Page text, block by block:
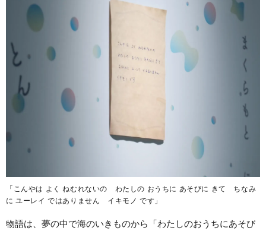
「こんやは よく ねむれないの わたしの おうちに あそびに きて ちなみ
に ユーレイ ではありません イキモノ です」
物語は、夢の中で海のいきものから「わたしのおうちにあそび